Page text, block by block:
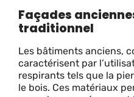
Façades
traditionnel
Les bâtiments anciens,
caractérisent par
respirants tels que la
le bois. Ces matériaux